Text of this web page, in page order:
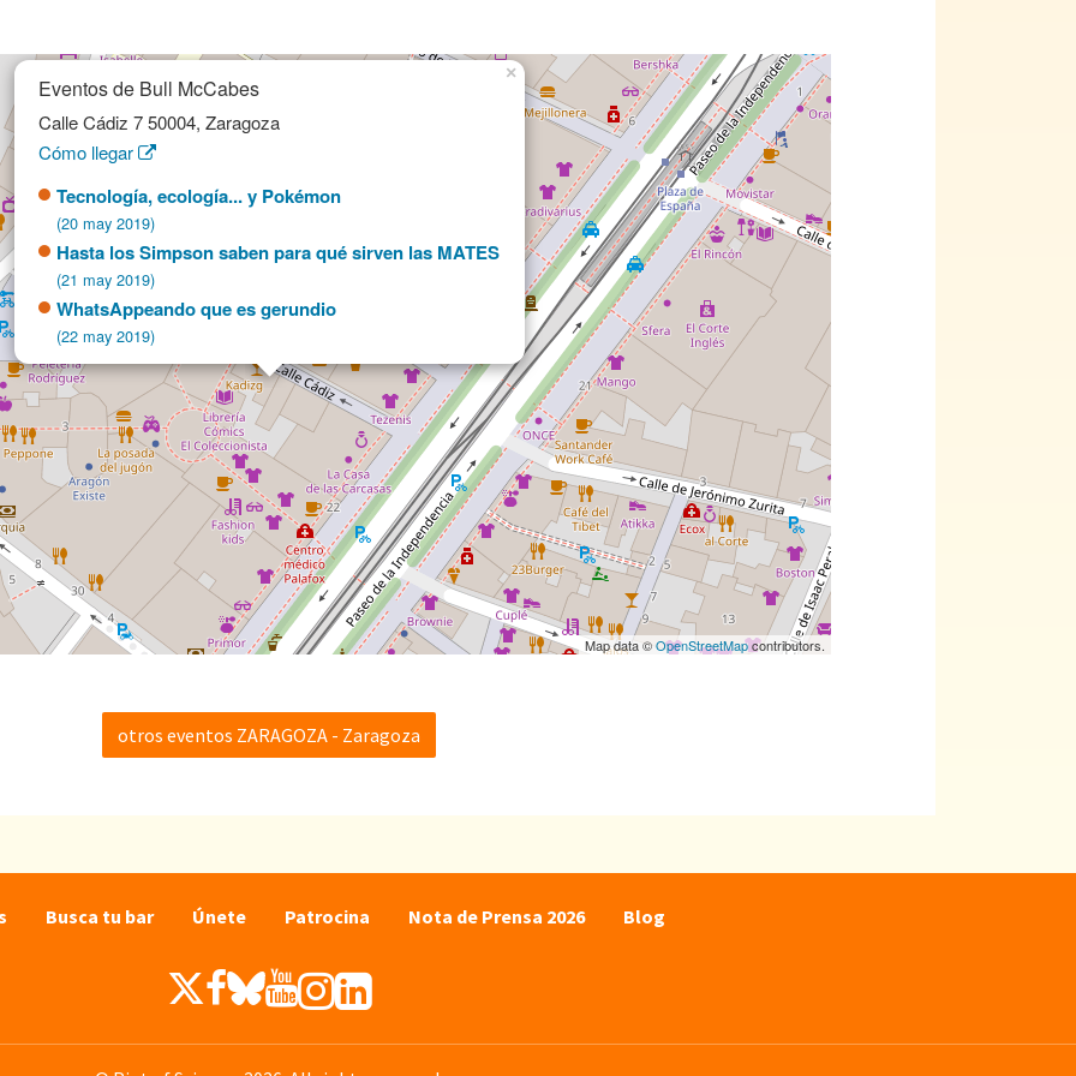
Eventos de Bull McCabes
Calle Cádiz 7 50004, Zaragoza
Cómo llegar
Tecnología, ecología... y Pokémon
(20 may 2019)
Hasta los Simpson saben para qué sirven las MATES
(21 may 2019)
WhatsAppeando que es gerundio
(22 may 2019)
×
Map data ©OpenStreetMapcontributors.
otros eventos ZARAGOZA - Zaragoza
Busca tu bar Únete Patrocina Nota de Prensa 2026 Blog